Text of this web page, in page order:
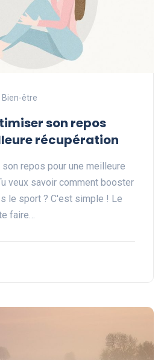
Bien-être
son repos
récupération
repos pour une meilleure
veux savoir comment booster
le sport ? C'est simple ! Le
faire…